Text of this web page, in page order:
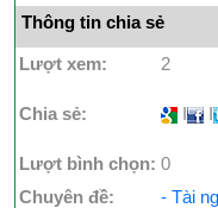
Thông tin chia sẻ
Lượt xem: 2
Chia sẻ: I I
Lượt bình chọn: 0
Chuyên đề:
- Tài